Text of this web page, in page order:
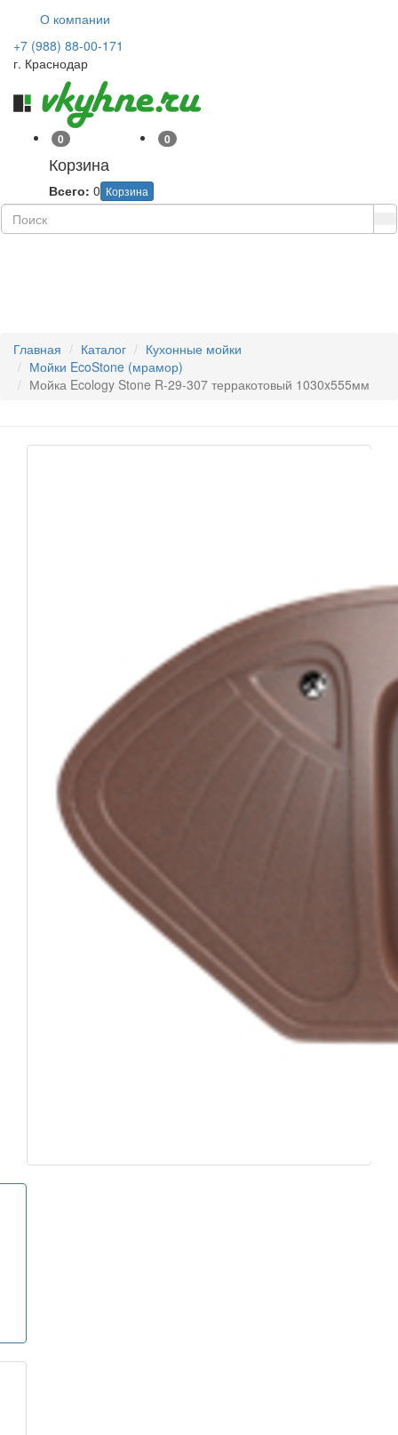
О компании
+7 (988) 88-00-171
г. Краснодар
0
Корзина
Корзина
Всего: 0
0
Главная Каталог
Кухонные мойки
Мойки EcoStone (мрамор)
Мойка Ecology Stone R-29-307 терракотовый 1030x555мм